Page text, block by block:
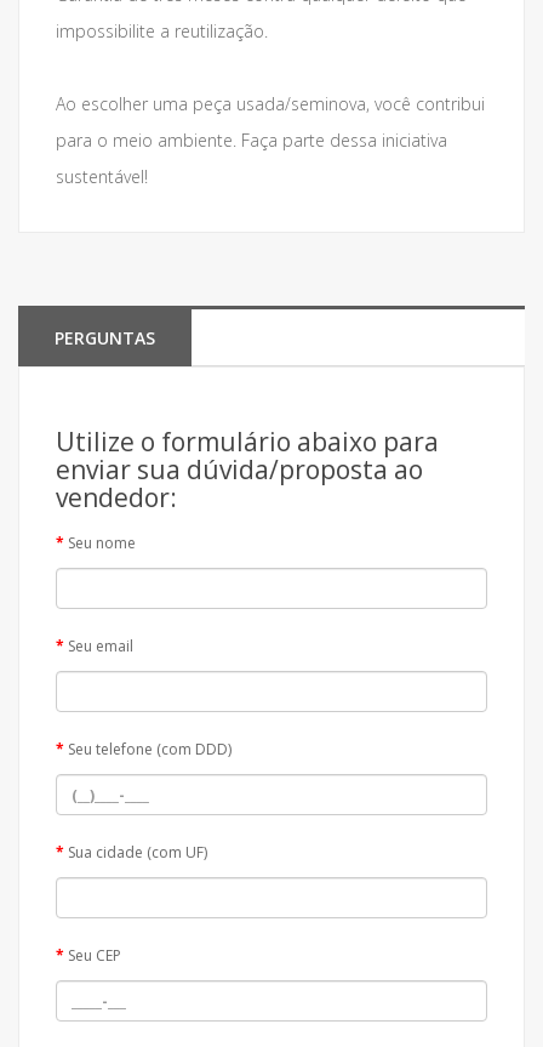
impossibilite a reutilização.
Ao escolher uma peça usada/seminova, você contribui
para o meio ambiente. Faça parte dessa iniciativa
sustentável!
PERGUNTAS
Utilize o formulário abaixo para
enviar sua dúvida/proposta ao
vendedor:
Seu nome
Seu email
Seu telefone (com DDD)
Sua cidade (com UF)
Seu CEP